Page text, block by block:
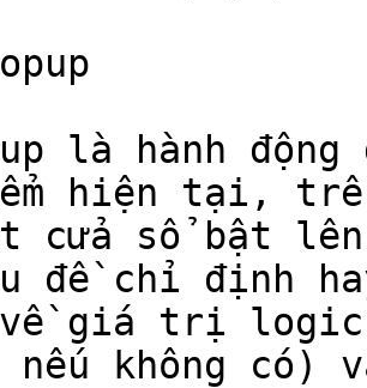
là hành
hiện tại,
cửa sổ bật lên
đề chỉ định
giá trị logic
nếu không có)